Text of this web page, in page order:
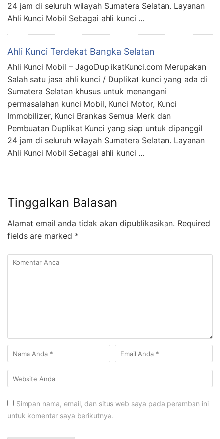
24 jam di seluruh wilayah Sumatera Selatan. Layanan
Ahli Kunci Mobil Sebagai ahli kunci …
Ahli Kunci Terdekat Bangka Selatan
Ahli Kunci Mobil – JagoDuplikatKunci.com Merupakan
Salah satu jasa ahli kunci / Duplikat kunci yang ada di
Sumatera Selatan khusus untuk menangani
permasalahan kunci Mobil, Kunci Motor, Kunci
Immobilizer, Kunci Brankas Semua Merk dan
Pembuatan Duplikat Kunci yang siap untuk dipanggil
24 jam di seluruh wilayah Sumatera Selatan. Layanan
Ahli Kunci Mobil Sebagai ahli kunci …
Tinggalkan Balasan
Alamat email anda tidak akan dipublikasikan. Required
fields are marked *
Simpan nama, email, dan situs web saya pada peramban ini
untuk komentar saya berikutnya.